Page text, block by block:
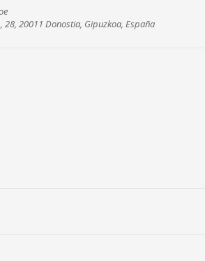
20011 Donostia, Gipuzkoa, España